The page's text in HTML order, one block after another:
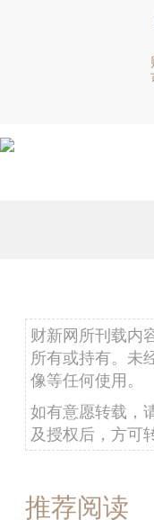
财新网所刊载内
所有或持有。未
像等任何使用。
如有意愿转载，
及授权后，方可
推荐阅读